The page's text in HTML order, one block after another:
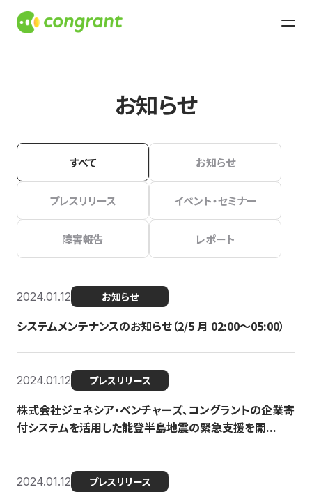
お知らせ
すべて お知らせ
プレスリリース イベント・セミナー
障害報告 レポート
2024.01.12 お知らせ
システムメンテナンスのお知らせ（2/5 月 02:00〜05:00）
2024.01.12 プレスリリース
株式会社ジェネシア・ベンチャーズ、コングラントの企業寄
付システムを活用した能登半島地震の緊急支援を開...
2024.01.12 プレスリリース